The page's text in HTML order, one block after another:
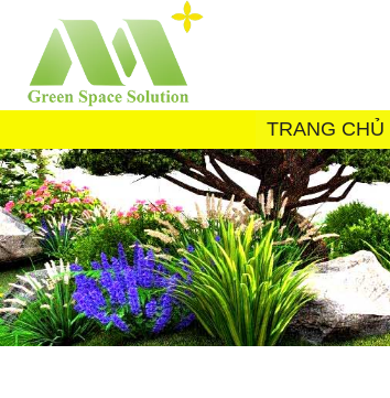
content
TRANG CHỦ